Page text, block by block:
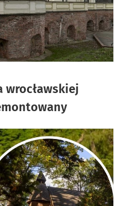
wrocławskiej